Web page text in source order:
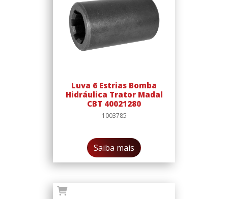
Luva 6 Estrias Bomba
Hidráulica Trator Madal
CBT 40021280
1003785
Saiba mais